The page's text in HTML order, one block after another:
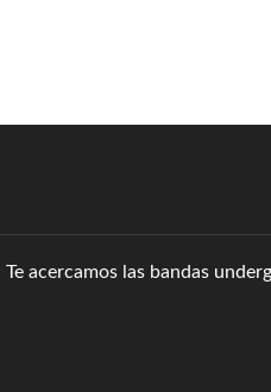
acercamos las bandas